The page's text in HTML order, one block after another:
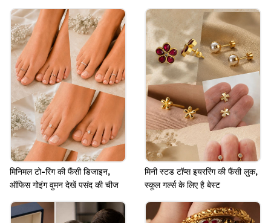
हार्ट डिटेलिंग वाले नेकपीस इन दिनों काफी फेसम हैं। यह डिजाइन
बोहो और इंडो-वेस्टर्न लुक के लिए परफेक्ट माना जाता है। प्लेन
आउटफिट्स के साथ पहनकर आप स्टाइल स्टेटमेंट बना सकती
Image credits: pinterest
मिनिमल टो-रिंग की फैंसी डिजाइन,
ऑफिस गोइंग वुमन देखें पसंद की चीज
मिनी स्टड टॉप्स इयररिंग की फैंसी लुक,
स्कूल गर्ल्स के लिए है बेस्ट